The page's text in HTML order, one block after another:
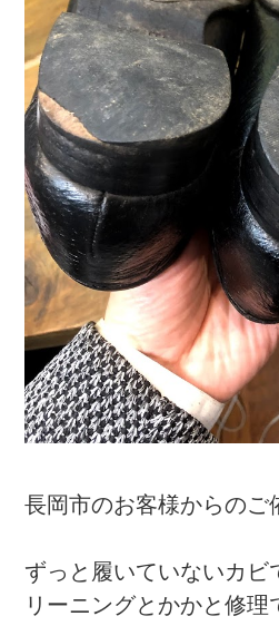
長岡市のお客様からのご
ずっと履いていないカビ
リーニングとかかと修理